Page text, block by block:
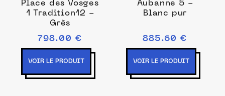
Place des Vosges
1 Tradition12 -
Grès
798.00 €
VOIR LE PRODUIT
Aubanne 5 -
Blanc pur
885.60 €
VOIR LE PRODUIT